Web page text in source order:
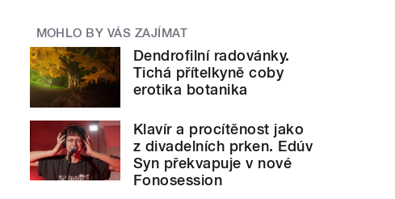
MOHLO BY VÁS ZAJÍMAT
Dendrofilní radovánky.
Tichá přítelkyně coby
erotika botanika
Klavír a procítěnost jako
z divadelních prken. Edúv
Syn překvapuje v nové
Fonosession